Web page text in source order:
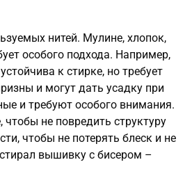
нитей. Мулине, хлопок,
особого подхода. Например,
к стирке, но требует
и могут дать усадку при
и требуют особого внимания.
не повредить структуру
чтобы не потерять блеск и не
вышивку с бисером –